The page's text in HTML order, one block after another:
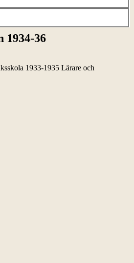
1934-36
1933-1935 Lärare och